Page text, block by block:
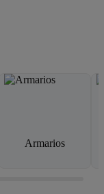
Armarios